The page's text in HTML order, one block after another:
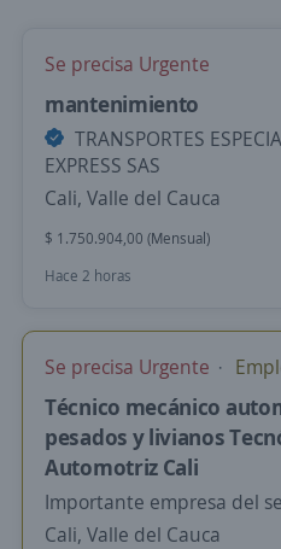
Se precisa Urgente
mantenimiento
TRANSPORTES
EXPRESS SAS
Cali, Valle del Cauca
$ 1.750.904,00 (Mensual)
Hace 2 horas
Se precisa Urgente
Técnico mecánico
pesados y livianos
Automotriz Cali
Importante empresa del
Cali, Valle del Cauca